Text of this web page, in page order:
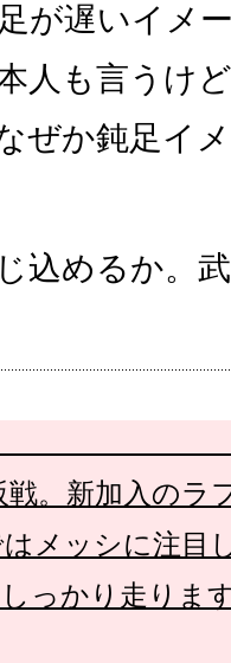
が遅いイメ
人も言うけ
ぜか鈍足イ
込めるか。
戦。新加入のラ
メッシに注目
っかり走りま